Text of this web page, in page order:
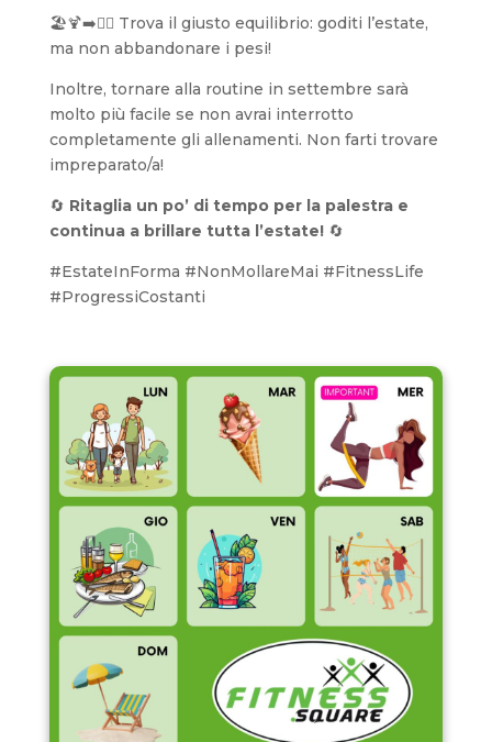
🏖️🍹➡️🏋️‍♂️ Trova il giusto equilibrio: goditi l’estate,
ma non abbandonare i pesi!
Inoltre, tornare alla routine in settembre sarà
molto più facile se non avrai interrotto
completamente gli allenamenti. Non farti trovare
impreparato/a!
🔄 Ritaglia un po’ di tempo per la palestra e
continua a brillare tutta l’estate!🔄
#EstateInForma #NonMollareMai #FitnessLife
#ProgressiCostanti